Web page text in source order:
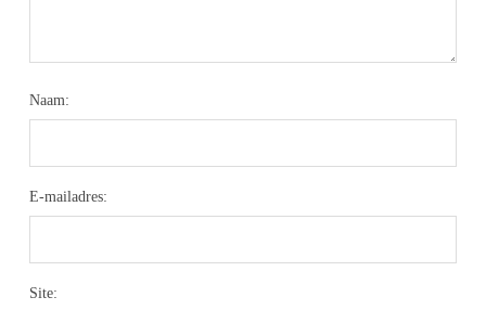
Naam:
E-mailadres:
Site: